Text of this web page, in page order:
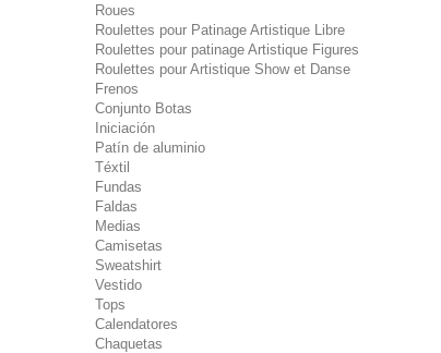
Roues
Roulettes pour Patinage Artistique Libre
Roulettes pour patinage Artistique Figures
Roulettes pour Artistique Show et Danse
Frenos
Conjunto Botas
Iniciación
Patín de aluminio
Téxtil
Fundas
Faldas
Medias
Camisetas
Sweatshirt
Vestido
Tops
Calendatores
Chaquetas